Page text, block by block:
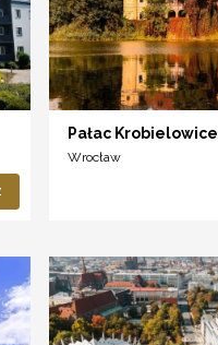
Pałac Krobielowice
Wrocław